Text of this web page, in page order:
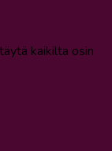
kaikilta osin